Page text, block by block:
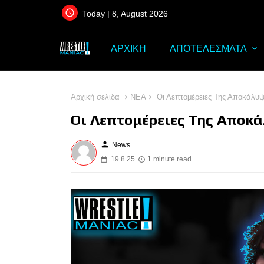
Today | 8, August 2026
ΑΡΧΙΚΗ ΑΠΟΤΕΛΕΣΜΑΤΑ
Αρχική σελίδα ΝΕΑ Οι Λεπτομέρειες Της
Οι Λεπτομέρειες Της
person News
19.8.25
1 minute read